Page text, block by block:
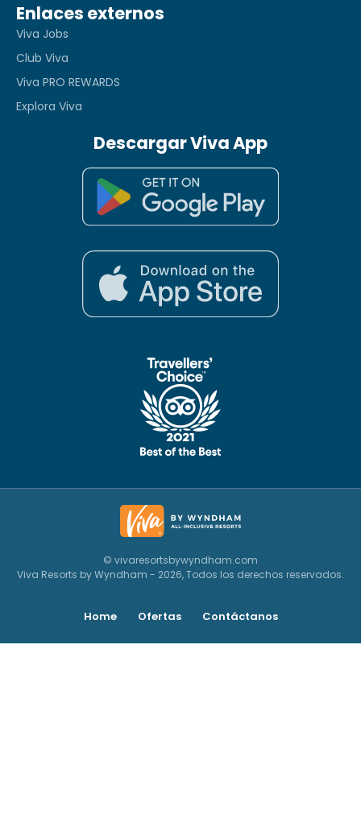
Enlaces externos
Viva Jobs
Club Viva
Viva PRO REWARDS
Explora Viva
Descargar Viva App
© vivaresortsbywyndham.com
Viva Resorts by Wyndham - 2026, Todos los derechos reservados.
Home Ofertas Contáctanos